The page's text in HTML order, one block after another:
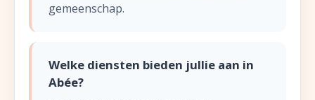
gemeenschap.
Welke diensten bieden jullie aan in
Abée?